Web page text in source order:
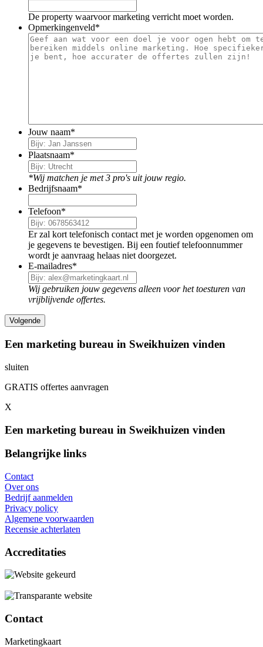
De property waarvoor marketing verricht moet worden.
Opmerkingenveld*
Jouw naam*
Plaatsnaam*
*Wij matchen je met 3 pro's uit jouw regio.
Bedrijfsnaam*
Telefoon*
Er zal kort telefonisch contact met je worden opgenomen om
je gegevens te bevestigen. Bij een foutief telefoonnummer
wordt je aanvraag helaas niet doorgezet.
E-mailadres*
Wij gebruiken jouw gegevens alleen voor het toesturen van
vrijblijvende offertes.
Een marketing bureau in Sweikhuizen vinden
sluiten
GRATIS offertes aanvragen
X
Een marketing bureau in Sweikhuizen vinden
Belangrijke links
Contact
Over ons
Bedrijf aanmelden
Privacy policy
Algemene voorwaarden
Recensie achterlaten
Accreditaties
Contact
Marketingkaart